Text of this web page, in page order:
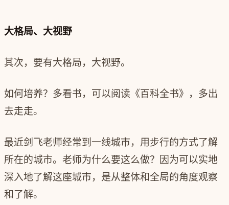
大格局、大视野
其次，要有大格局，大视野。
如何培养？多看书，可以阅读《百科全书》，多出
去走走。
最近剑飞老师经常到一线城市，用步行的方式了解
所在的城市。老师为什么要这么做？因为可以实地
深入地了解这座城市，是从整体和全局的角度观察
和了解。